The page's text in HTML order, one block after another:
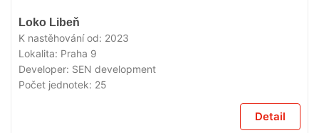
Loko Libeň
K nastěhování od: 2023
Lokalita: Praha 9
Developer: SEN development
Počet jednotek: 25
Detail